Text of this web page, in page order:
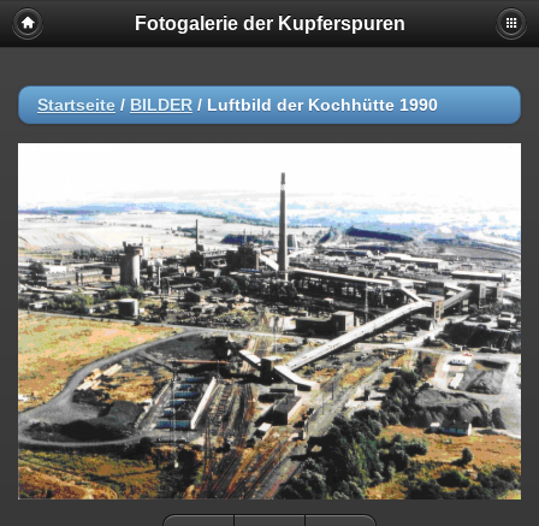
Fotogalerie der Kupferspuren
Startseite / BILDER / Luftbild der Kochhütte 1990